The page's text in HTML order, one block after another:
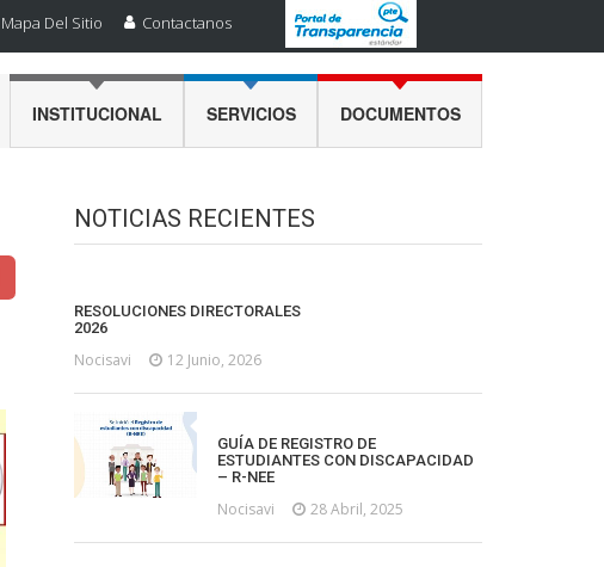
Mapa Del Sitio Contactanos
INSTITUCIONAL SERVICIOS DOCUMENTOS
NOTICIAS RECIENTES
RESOLUCIONES DIRECTORALES
2026
Nocisavi 12 Junio, 2026
GUÍA DE REGISTRO DE
ESTUDIANTES CON DISCAPACIDAD
– R-NEE
Nocisavi 28 Abril, 2025